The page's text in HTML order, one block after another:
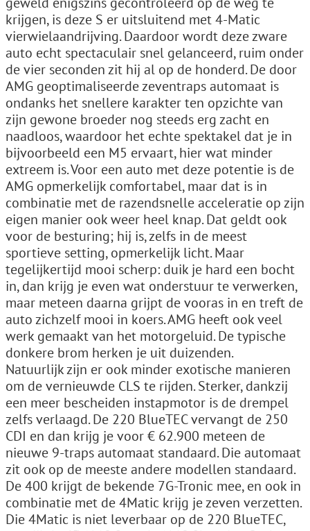
krijgen, is deze S er uitsluitend met 4-Matic
vierwielaandrijving. Daardoor wordt deze zware
auto echt spectaculair snel gelanceerd, ruim onder
de vier seconden zit hij al op de honderd. De door
AMG geoptimaliseerde zeventraps automaat is
ondanks het snellere karakter ten opzichte van
zijn gewone broeder nog steeds erg zacht en
naadloos, waardoor het echte spektakel dat je in
bijvoorbeeld een M5 ervaart, hier wat minder
extreem is. Voor een auto met deze potentie is de
AMG opmerkelijk comfortabel, maar dat is in
combinatie met de razendsnelle acceleratie op zijn
eigen manier ook weer heel knap. Dat geldt ook
voor de besturing; hij is, zelfs in de meest
sportieve setting, opmerkelijk licht. Maar
tegelijkertijd mooi scherp: duik je hard een bocht
in, dan krijg je even wat onderstuur te verwerken,
maar meteen daarna grijpt de vooras in en treft de
auto zichzelf mooi in koers. AMG heeft ook veel
werk gemaakt van het motorgeluid. De typische
donkere brom herken je uit duizenden.
Natuurlijk zijn er ook minder exotische manieren
om de vernieuwde CLS te rijden. Sterker, dankzij
een meer bescheiden instapmotor is de drempel
zelfs verlaagd. De 220 BlueTEC vervangt de 250
CDI en dan krijg je voor € 62.900 meteen de
nieuwe 9-traps automaat standaard. Die automaat
zit ook op de meeste andere modellen standaard.
De 400 krijgt de bekende 7G-Tronic mee, en ook in
combinatie met de 4Matic krijg je zeven verzetten.
Die 4Matic is niet leverbaar op de 220 BlueTEC,